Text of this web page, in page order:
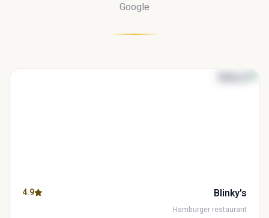
Google
Blinky's
4.9
Hamburger restaurant